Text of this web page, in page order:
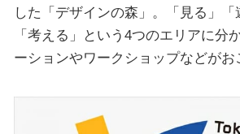
した「デザインの森」。「見る」「
「考える」という4つのエリアに分
ーションやワークショップなどがお